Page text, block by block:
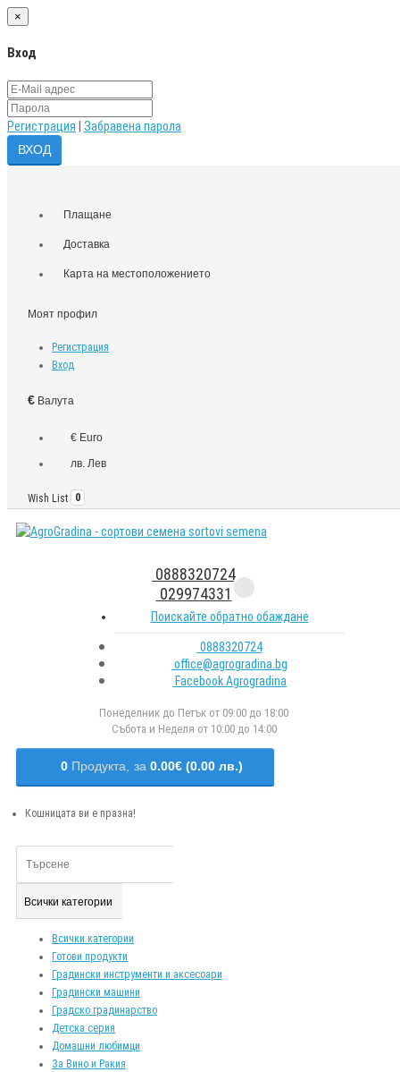
×
Вход
Регистрация Забравена парола
Плащане
Доставка
Карта на местоположението
Моят профил
Регистрация
Вход
€ Валута
€ Euro
лв. Лев
Wish List 0
0888320724
029974331
Поискайте обратно обаждане
0888320724
office@agrogradina.bg
Facebook Agrogradina
Понеделник до Петък от 09:00 до 18:00
Събота и Неделя от 10:00 до 14:00
0 Продукта, за 0.00€ (0.00 лв.)
Кошницата ви е празна!
Всички категории
Всички категории
Готови продукти
Градински инструменти и аксесоари
Градински машини
Градско градинарство
Детска серия
Домашни любимци
За Вино и Ракия